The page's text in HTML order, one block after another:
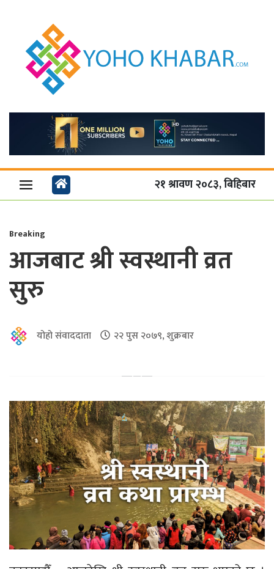
२१ श्रावण २०८३, बिहिबार
Breaking
आजबाट श्री स्वस्थानी व्रत
सुरु
योहो संवाददाता २२ पुस २०७९, शुक्रबार